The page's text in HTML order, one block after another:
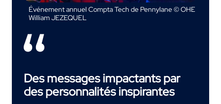
Événement annuel Compta Tech de Pennylane © OHE
William JEZEQUEL
Des messages impactants par
des personnalités inspirantes